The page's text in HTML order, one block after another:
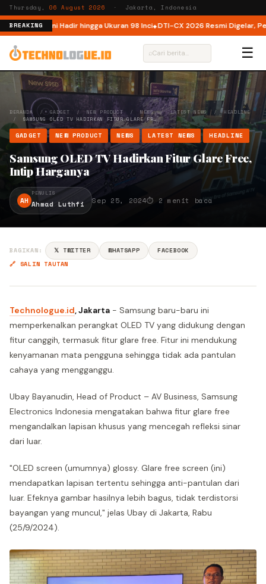
Thursday,06 August 2026 · Jakarta, Indonesia
BREAKINGKini Hadir hingga Ukuran 98 Inci DTI-CX 2026 Resmi Digelar,
⌕ ☰
BERANDA / GADGET / NEW PRODUCT / NEWS/LATEST NEWS /HEADLINE
/ SAMSUNG OLED TV HADIRKAN FITUR GLARE FR…
GADGET NEW PRODUCT NEWS LATEST NEWS HEADLINE
Samsung OLED TV Hadirkan Fitur Glare Free,
Intip Harganya
AH
PENULIS
Ahmad Luthfi Sep 25, 2024⏱ 2 menit baca
BAGIKAN: 𝕏 TWITTER WHATSAPP
FACEBOOK
🔗 SALIN TAUTAN
Technologue.id, Jakarta - Samsung baru-baru ini
memperkenalkan perangkat OLED TV yang didukung dengan
fitur canggih, termasuk fitur glare free. Fitur ini mendukung
kenyamanan mata pengguna sehingga tidak ada pantulan
cahaya yang mengganggu.
Ubay Bayanudin, Head of Product – AV Business, Samsung
Electronics Indonesia mengatakan bahwa fitur glare free
mengandalkan lapisan khusus yang mencegah refleksi sinar
dari luar.
"OLED screen (umumnya) glossy. Glare free screen (ini)
mendapatkan lapisan tertentu sehingga anti-pantulan dari
luar. Efeknya gambar hasilnya lebih bagus, tidak terdistorsi
bayangan yang muncul," jelas Ubay di Jakarta, Rabu
(25/9/2024).